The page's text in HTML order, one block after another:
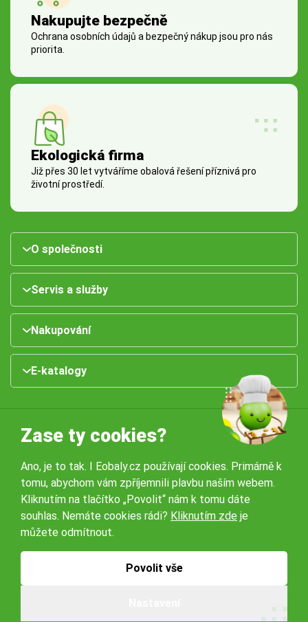
Nakupujte bezpečně
Ochrana osobních údajů a bezpečný nákup jsou pro nás
priorita.
Ekologická firma
Již přes 30 let vytváříme obalová řešení příznivá pro
životní prostředí.
O společnosti
Servis a služby
Nakupování
E-katalogy
Naše pobočky:
Obchodní podmínky
Zase ty cookies?
Ano, je to tak. I Eobaly.cz používají cookies. Primárně k
tomu, abychom vám zpříjemnili plavbu naším webem.
Kliknutím na tlačítko „Povolit“ nám k tomu dáte
souhlas. Nemáte cookies rádi? Kliknutím zde je
můžete odmítnout.
Povolit vše